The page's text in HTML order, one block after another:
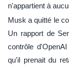
n'appartient à
Musk a quitté le
Un rapport de
contrôle
qu'il prenait du